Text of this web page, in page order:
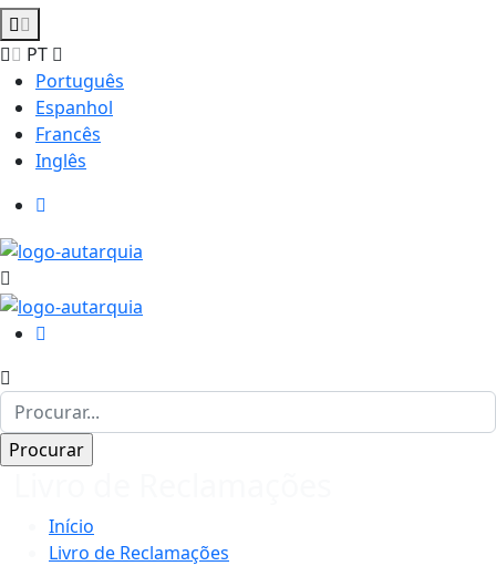
PT
Português
Espanhol
Francês
Inglês
Início
Livro de Reclamações